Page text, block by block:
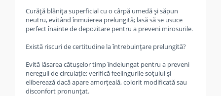
Curăță blănița superficial cu o cârpă umedă și săpun
neutru, evitând înmuierea prelungită; lasă să se usuce
perfect înainte de depozitare pentru a preveni mirosurile.
Există riscuri de certitudine la întrebuințare prelungită?
Evită lăsarea cătușelor timp îndelungat pentru a preveni
nereguli de circulație; verifică feelingurile soțului și
eliberează dacă apare amorțeală, colorit modificată sau
disconfort pronunțat.